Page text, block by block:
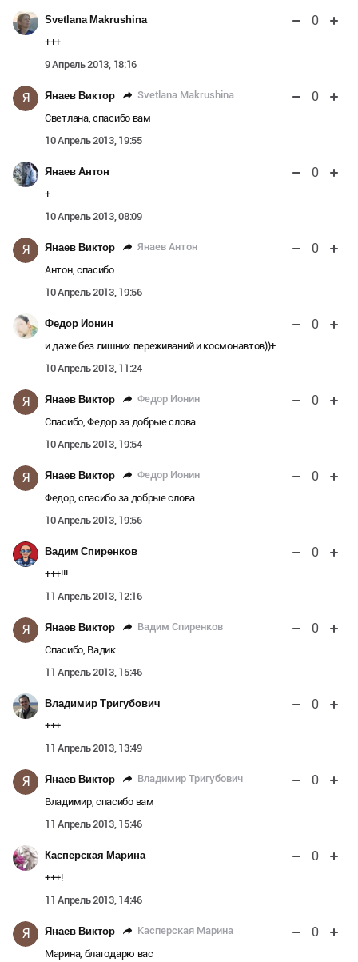
Svetlana Makrushina 0
+++
9 Апрель 2013, 18:16
Я Янаев Виктор Svetlana Makrushina 0
Светлана, спасибо вам
10 Апрель 2013, 19:55
Янаев Антон 0
+
10 Апрель 2013, 08:09
Я Янаев Виктор Янаев Антон 0
Антон, спасибо
10 Апрель 2013, 19:56
Федор Ионин 0
и даже без лишних переживаний и космонавтов))+
10 Апрель 2013, 11:24
Я Янаев Виктор Федор Ионин 0
Спасибо, Федор за добрые слова
10 Апрель 2013, 19:54
Я Янаев Виктор Федор Ионин 0
Федор, спасибо за добрые слова
10 Апрель 2013, 19:56
Вадим Спиренков 0
+++!!!
11 Апрель 2013, 12:16
Я Янаев Виктор Вадим Спиренков 0
Спасибо, Вадик
11 Апрель 2013, 15:46
Владимир Тригубович 0
+++
11 Апрель 2013, 13:49
Я Янаев Виктор Владимир Тригубович 0
Владимир, спасибо вам
11 Апрель 2013, 15:46
Касперская Марина 0
+++!
11 Апрель 2013, 14:46
Я Янаев Виктор Касперская Марина 0
Марина, благодарю вас